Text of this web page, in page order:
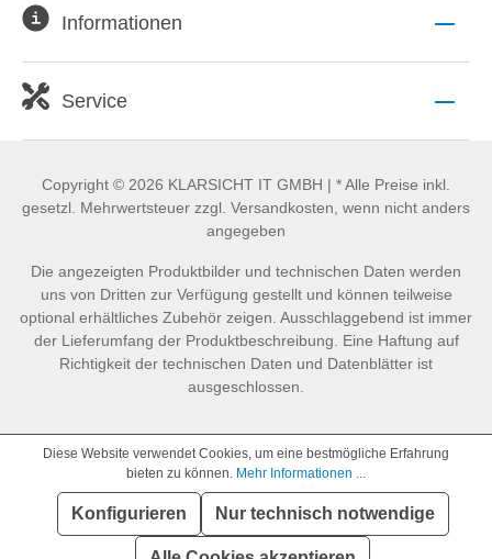
Informationen
Service
Copyright © 2026 KLARSICHT IT GMBH | * Alle Preise inkl.
gesetzl. Mehrwertsteuer zzgl. Versandkosten, wenn nicht anders
angegeben
Die angezeigten Produktbilder und technischen Daten werden
uns von Dritten zur Verfügung gestellt und können teilweise
optional erhältliches Zubehör zeigen. Ausschlaggebend ist immer
der Lieferumfang der Produktbeschreibung. Eine Haftung auf
Richtigkeit der technischen Daten und Datenblätter ist
ausgeschlossen.
Diese Website verwendet Cookies, um eine bestmögliche Erfahrung
bieten zu können. Mehr Informationen ...
Konfigurieren Nur technisch notwendige
SEHR GUT (4.86 / 5)
Bewertungen bei: idealo.de, geizhals.de, google.com, shopvote.de ⓘ